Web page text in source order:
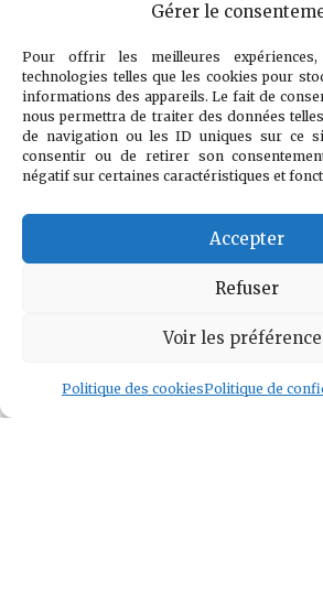
Gérer le
Pour offrir les meilleures
technologies telles que les cookies pour
informations des appareils. Le fait de
nous permettra de traiter des données
de navigation ou les ID uniques sur ce
consentir ou de retirer son
négatif sur certaines caractéristiques et
Accepter
Refuser
Voir les
Politique des cookiesPolitique de